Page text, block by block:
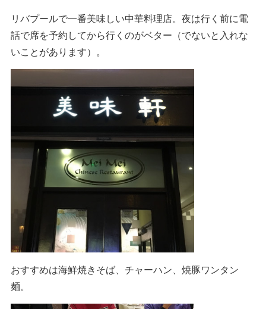
リバプールで一番美味しい中華料理店。夜は行く前に電
話で席を予約してから行くのがベター（でないと入れな
いことがあります）。
おすすめは海鮮焼きそば、チャーハン、焼豚ワンタン
麺。